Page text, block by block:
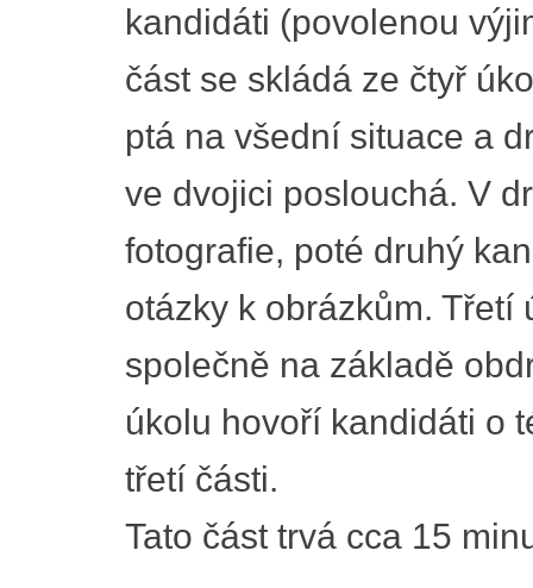
kandidáti (povolenou
část se skládá ze čtyř
ptá na všední situace a
ve dvojici poslouchá. V
fotografie, poté druhý
otázky k obrázkům. Třetí
společně na základě
úkolu hovoří kandidáti o
třetí části.
Tato část trvá cca 15